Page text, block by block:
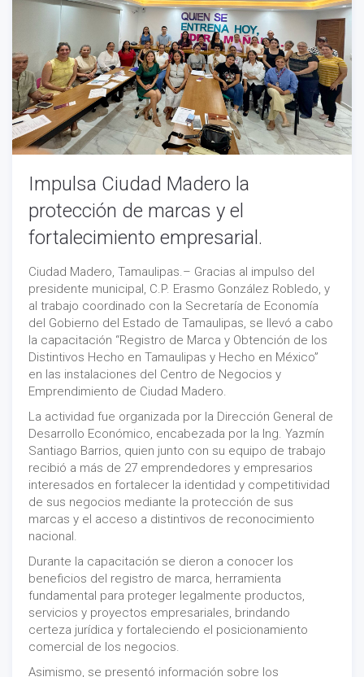
Impulsa Ciudad Madero la
protección de marcas y el
fortalecimiento empresarial.
Ciudad Madero, Tamaulipas.– Gracias al impulso del
presidente municipal, C.P. Erasmo González Robledo, y
al trabajo coordinado con la Secretaría de Economía
del Gobierno del Estado de Tamaulipas, se llevó a cabo
la capacitación “Registro de Marca y Obtención de los
Distintivos Hecho en Tamaulipas y Hecho en México”
en las instalaciones del Centro de Negocios y
Emprendimiento de Ciudad Madero.
La actividad fue organizada por la Dirección General de
Desarrollo Económico, encabezada por la Ing. Yazmín
Santiago Barrios, quien junto con su equipo de trabajo
recibió a más de 27 emprendedores y empresarios
interesados en fortalecer la identidad y competitividad
de sus negocios mediante la protección de sus
marcas y el acceso a distintivos de reconocimiento
nacional.
Durante la capacitación se dieron a conocer los
beneficios del registro de marca, herramienta
fundamental para proteger legalmente productos,
servicios y proyectos empresariales, brindando
certeza jurídica y fortaleciendo el posicionamiento
comercial de los negocios.
Asimismo, se presentó información sobre los